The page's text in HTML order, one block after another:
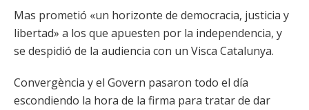
Mas prometió «un horizonte de democracia, justicia y
libertad» a los que apuesten por la independencia, y
se despidió de la audiencia con un Visca Catalunya.
Convergència y el Govern pasaron todo el día
escondiendo la hora de la firma para tratar de dar